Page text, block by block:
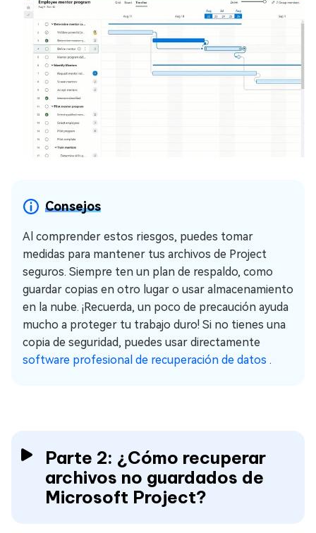
Consejos
Al comprender estos riesgos, puedes tomar
medidas para mantener tus archivos de Project
seguros. Siempre ten un plan de respaldo, como
guardar copias en otro lugar o usar almacenamiento
en la nube. ¡Recuerda, un poco de precaución ayuda
mucho a proteger tu trabajo duro! Si no tienes una
copia de seguridad, puedes usar directamente
software profesional de recuperación de datos .
Parte 2: ¿Cómo recuperar
archivos no guardados de
Microsoft Project?